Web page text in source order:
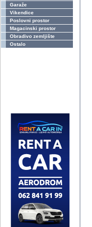
Garaže
Vikendice
Poslovni prostor
Magacinski prostor
Obradivo zemljište
Ostalo